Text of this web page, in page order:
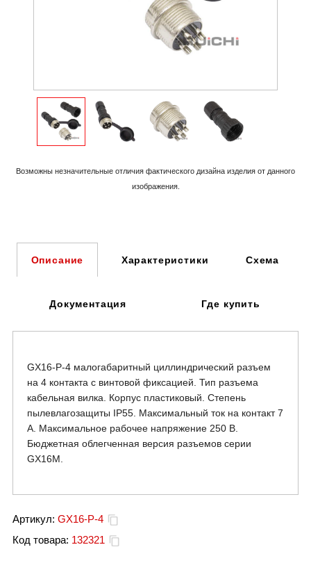
Возможны незначительные отличия фактического дизайна изделия от данного
изображения.
Описание Характеристики Схема
Документация Где купить
GX16-P-4 малогабаритный циллиндрический разъем
на 4 контакта с винтовой фиксацией. Тип разъема
кабельная вилка. Корпус пластиковый. Степень
пылевлагозащиты IP55. Максимальный ток на контакт 7
А. Максимальное рабочее напряжение 250 В.
Бюджетная облегченная версия разъемов серии
GX16M.
Артикул: GX16-P-4
Код товара: 132321